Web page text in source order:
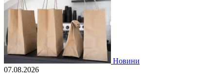
Новини
07.08.2026